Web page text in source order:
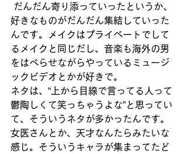
だんだん寄り添っていったというか、
好きなものがだんだん集結していった
んです。メイクはプライベートでして
るメイクと同じだし、音楽も海外の男
をはべらせながらやっているミュージ
ックビデオとかが好きで。
ネタは、“上から目線で言ってる人って
鬱陶しくて笑っちゃうよな”と思ってい
て、そういうネタが多かったんです。
女医さんとか、天才なんたらみたいな
感じ。そういうキャラが集まってたど